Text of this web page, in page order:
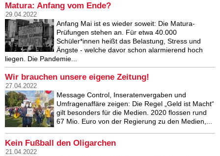
Matura: Anfang vom Ende?
29.04.2022
Anfang Mai ist es wieder soweit: Die Matura-
Prüfungen stehen an. Für etwa 40.000
Schüler*innen heißt das Belastung, Stress und
Ängste - welche davor schon alarmierend hoch
liegen. Die Pandemie...
Wir brauchen unsere eigene Zeitung!
27.04.2022
Message Control, Inseratenvergaben und
Umfragenaffäre zeigen: Die Regel „Geld ist Macht“
gilt besonders für die Medien. 2020 flossen rund
67 Mio. Euro von der Regierung zu den Medien,...
Kein Fußball den Oligarchen
21.04.2022